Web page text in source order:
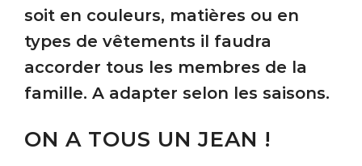
soit en couleurs, matières ou en
types de vêtements il faudra
accorder tous les membres de la
famille. A adapter selon les saisons.
ON A TOUS UN JEAN !